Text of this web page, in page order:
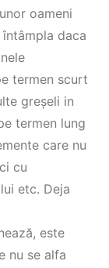
oameni
daca
termen scurt
greșeli in
termen lung
care nu
cu
etc. Deja
este
nu se alfa